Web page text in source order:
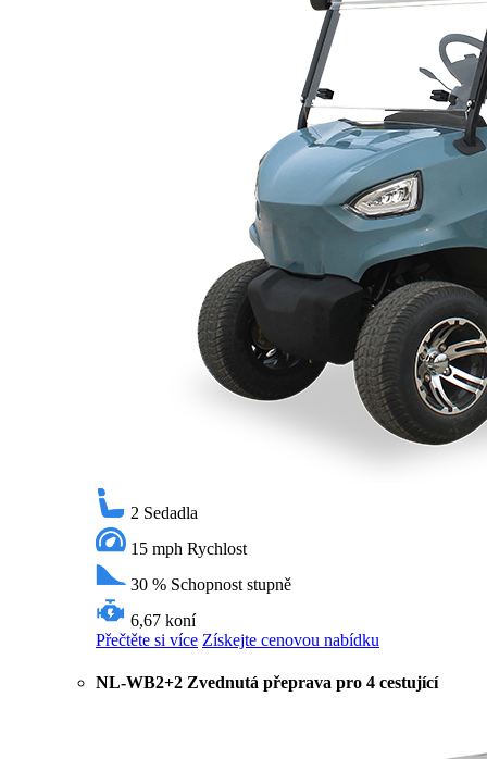
2 Sedadla
15 mph Rychlost
30 % Schopnost stupně
6,67 koní
Přečtěte si více Získejte cenovou nabídku
NL-WB2+2 Zvednutá přeprava pro 4 cestující